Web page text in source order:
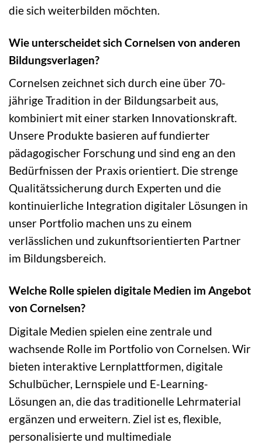
die sich weiterbilden möchten.
Wie unterscheidet sich Cornelsen von anderen
Bildungsverlagen?
Cornelsen zeichnet sich durch eine über 70-
jährige Tradition in der Bildungsarbeit aus,
kombiniert mit einer starken Innovationskraft.
Unsere Produkte basieren auf fundierter
pädagogischer Forschung und sind eng an den
Bedürfnissen der Praxis orientiert. Die strenge
Qualitätssicherung durch Experten und die
kontinuierliche Integration digitaler Lösungen in
unser Portfolio machen uns zu einem
verlässlichen und zukunftsorientierten Partner
im Bildungsbereich.
Welche Rolle spielen digitale Medien im Angebot
von Cornelsen?
Digitale Medien spielen eine zentrale und
wachsende Rolle im Portfolio von Cornelsen. Wir
bieten interaktive Lernplattformen, digitale
Schulbücher, Lernspiele und E-Learning-
Lösungen an, die das traditionelle Lehrmaterial
ergänzen und erweitern. Ziel ist es, flexible,
personalisierte und multimediale